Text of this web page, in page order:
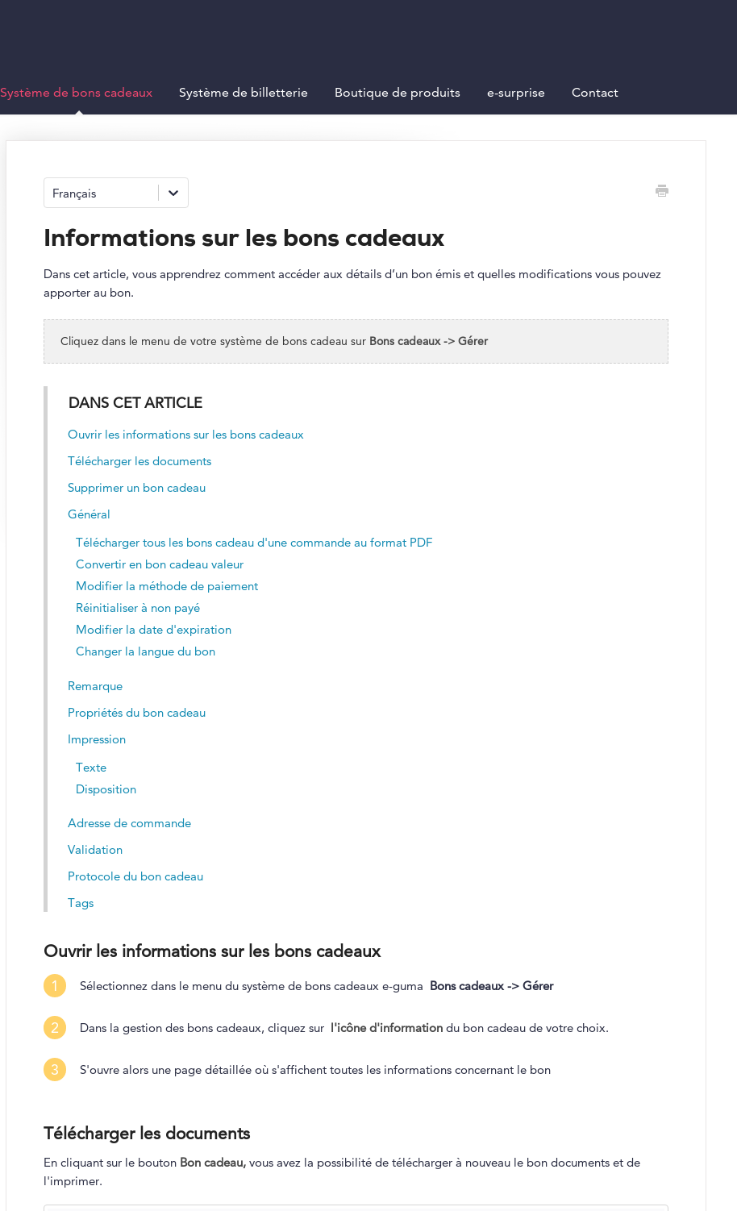
Système de bons cadeaux Système de billetterie Boutique de produits e-surprise Contact
Français
Informations sur les bons cadeaux
Dans cet article, vous apprendrez comment accéder aux détails d’un bon émis et quelles modifications vous pouvez
apporter au bon.
Cliquez dans le menu de votre système de bons cadeau sur Bons cadeaux -> Gérer
DANS CET ARTICLE
Ouvrir les informations sur les bons cadeaux
Télécharger les documents
Supprimer un bon cadeau
Général
Télécharger tous les bons cadeau d'une commande au format PDF
Convertir en bon cadeau valeur
Modifier la méthode de paiement
Réinitialiser à non payé
Modifier la date d'expiration
Changer la langue du bon
Remarque
Propriétés du bon cadeau
Impression
Texte
Disposition
Adresse de commande
Validation
Protocole du bon cadeau
Tags
Ouvrir les informations sur les bons cadeaux
1 Sélectionnez dans le menu du système de bons cadeaux e-guma Bons cadeaux -> Gérer
2 Dans la gestion des bons cadeaux, cliquez sur l'icône d'informationdu bon cadeau de votre choix.
3 S'ouvre alors une page détaillée où s'affichent toutes les informations concernant le bon
Télécharger les documents
En cliquant sur le bouton Bon cadeau, vous avez la possibilité de télécharger à nouveau le bon documents et de
l'imprimer.